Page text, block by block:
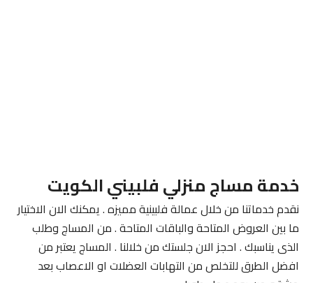
خدمة مساج منزلي فلبيني الكويت
نقدم خدماتنا من خلال عمالة فلبينية مميزه . يمكنك الان الاختيار
ما بين العروض المتاحة والباقات المتاحة . من المساج وطلب
الذى يناسبك . احجز الان جلستك من خلالنا . المساج يعتبر من
افضل الطرق للتخلص من التهابات العضلات او الاعصاب بعد